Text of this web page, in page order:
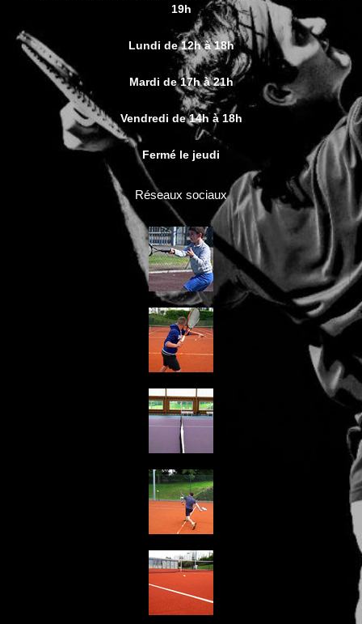
19h
Lundi de 12h à 18h
Mardi de 17h à 21h
Vendredi de 14h à 18h
Fermé le jeudi
Réseaux sociaux